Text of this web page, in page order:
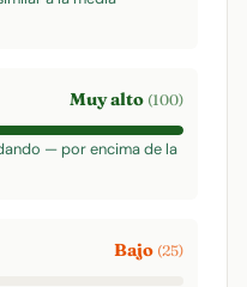
Muy alto (100)
— por encima de la
Bajo (25)